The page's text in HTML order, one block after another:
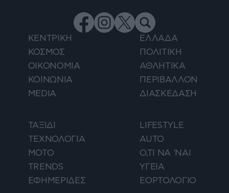
ΚΕΝΤΡΙΚΗ
ΕΛΛΑΔΑ
ΚΟΣΜΟΣ
ΠΟΛΙΤΙΚΗ
ΟΙΚΟΝΟΜΙΑ
ΑΘΛΗΤΙΚΑ
ΚΟΙΝΩΝΙΑ
ΠΕΡΙΒΑΛΛΟΝ
MEDIA
ΔΙΑΣΚΕΔΑΣΗ
ΤΑΞΙΔΙ
LIFESTYLE
ΤΕΧΝΟΛΟΓΙΑ
AUTO
ΜΟΤΟ
Ο,ΤΙ ΝΑ 'ΝΑΙ
TRENDS
ΥΓΕΙΑ
ΕΦΗΜΕΡΙΔΕΣ
ΕΟΡΤΟΛΟΓΙΟ